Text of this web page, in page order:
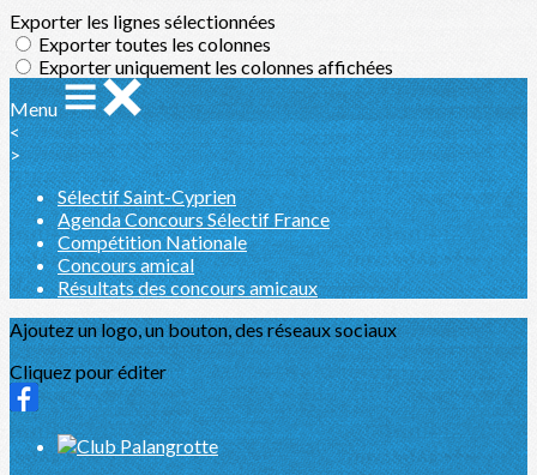
Exporter les lignes sélectionnées
Exporter toutes les colonnes
Exporter uniquement les colonnes affichées
Menu
<
>
Sélectif Saint-Cyprien
Agenda Concours Sélectif France
Compétition Nationale
Concours amical
Résultats des concours amicaux
Ajoutez un logo, un bouton, des réseaux sociaux
Cliquez pour éditer